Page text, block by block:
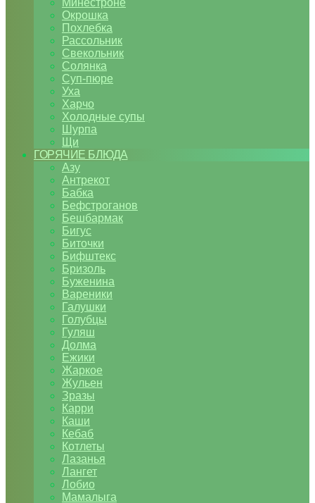
Минестроне
Окрошка
Похлебка
Рассольник
Свекольник
Солянка
Суп-пюре
Уха
Харчо
Холодные супы
Шурпа
Щи
ГОРЯЧИЕ БЛЮДА
Азу
Антрекот
Бабка
Бефстроганов
Бешбармак
Бигус
Биточки
Бифштекс
Бризоль
Буженина
Вареники
Галушки
Голубцы
Гуляш
Долма
Ежики
Жаркое
Жульен
Зразы
Карри
Каши
Кебаб
Котлеты
Лазанья
Лангет
Лобио
Мамалыга